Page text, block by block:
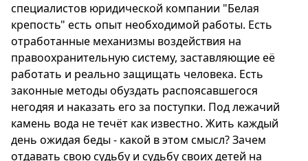
специалистов юридической компании "Белая
крепость" есть опыт необходимой работы. Есть
отработанные механизмы воздействия на
правоохранительную систему, заставляющие её
работать и реально защищать человека. Есть
законные методы обуздать распоясавшегося
негодяя и наказать его за поступки. Под лежачий
камень вода не течёт как известно. Жить каждый
день ожидая беды - какой в этом смысл? Зачем
отдавать свою судьбу и судьбу своих детей на